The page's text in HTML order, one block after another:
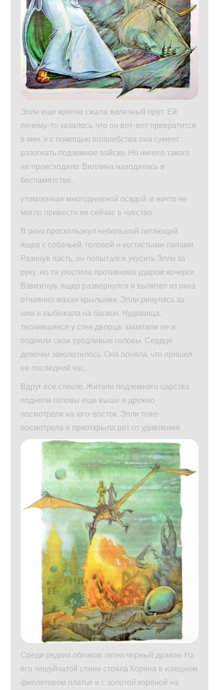
Элли еще крепче сжала железный прут. Ей
почему-то казалось, что он вот-вот превратится
в меч, и с помощью волшебства она сумеет
разогнать подземное войско. Но ничего такого
не происходило. Виллина находилась в
беспамятстве,
утомленная многодневной осадой, и ничто не
могло привести ее сейчас в чувство.
В окно проскользнул небольшой летающий
ящер с собачьей, головой и когтистыми лапами.
Разинув пасть, он попытался укусить Элли за
руку, но та угостила противника ударом кочерги.
Взвизгнув, ящер развернулся и вылетел из окна,
отчаянно махая крыльями. Элли ринулась за
ним и выбежала на балкон. Чудовища,
теснившиеся у стен дворца, заметили ее и
подняли свои уродливые головы. Сердце
девочки заколотилось. Она поняла, что пришел
ее последний час.
Вдруг все стихло. Жители подземного царства
подняли головы еще выше и дружно
посмотрели на юго-восток. Элли тоже
посмотрела и приоткрыла рот от удивления.
Среди редких облаков летел черный дракон. На
его чешуйчатой спине стояла Корина в изящном
фиолетовом платье и с золотой короной на